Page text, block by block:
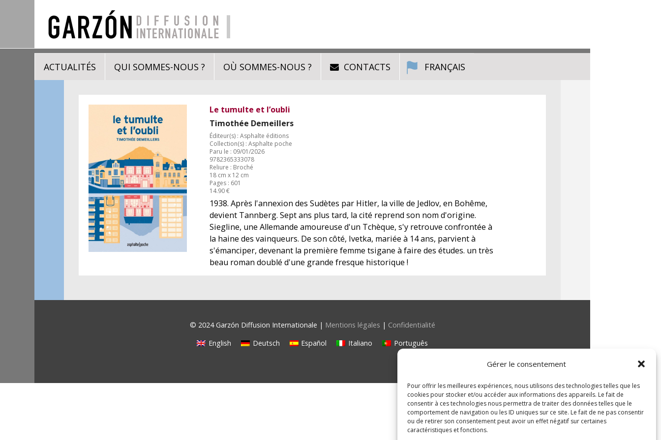
Gérer le consentement
Pour offrir les meilleures expériences, nous utilisons des technologies telles que les
cookies pour stocker et/ou accéder aux informations des appareils. Le fait de
consentir à ces technologies nous permettra de traiter des données telles que le
comportement de navigation ou les ID uniques sur ce site. Le fait de ne pas consentir
ou de retirer son consentement peut avoir un effet négatif sur certaines
caractéristiques et fonctions.
ACTUALITÉS QUI SOMMES-NOUS ? OÙ SOMMES-NOUS ? CONTACTS FRANÇAIS
Le tumulte et l’oubli
Timothée Demeillers
Éditeur(s) : Asphalte éditions
Collection(s) : Asphalte poche
Paru le : 09/01/2026
9782365333078
Reliure : Broché
18 cm x 12 cm
Pages : 601
14.90 €
1938. Après l'annexion des Sudètes par Hitler, la ville de Jedlov, en Bohême,
devient Tannberg. Sept ans plus tard, la cité reprend son nom d'origine.
Siegline, une Allemande amoureuse d'un Tchèque, s'y retrouve confrontée à
la haine des vainqueurs. De son côté, Ivetka, mariée à 14 ans, parvient à
s'émanciper, devenant la première femme tsigane à faire des études. un très
beau roman doublé d'une grande fresque historique !
© 2024 Garzón Diffusion Internationale | Mentions légales | Confidentialité
English
Deutsch Español Italiano Português